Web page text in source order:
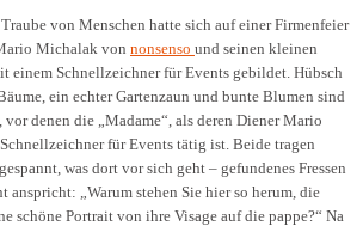
von Menschen hatte sich auf einer Firmenfeier
Michalak von nonsenso und seinen kleinen
einem Schnellzeichner für Events gebildet. Hübsch
ein echter Gartenzaun und bunte Blumen sind
vor denen die „Madame“, als deren Diener Mario
für Events tätig ist. Beide tragen
was dort vor sich geht – gefundenes Fressen
„Warum stehen Sie hier so herum, die
schöne Portrait von ihre Visage auf die pappe?“ Na